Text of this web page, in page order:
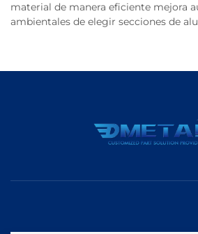
material de manera eficiente mejora
ambientales de elegir secciones de